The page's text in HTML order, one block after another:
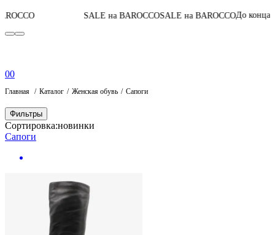
SALE на BAROCCO SALE на BAROCCO До конца акции06:17
00
Главная Каталог Женская обувь Сапоги
Фильтры
Сортировка:новинки
Сапоги